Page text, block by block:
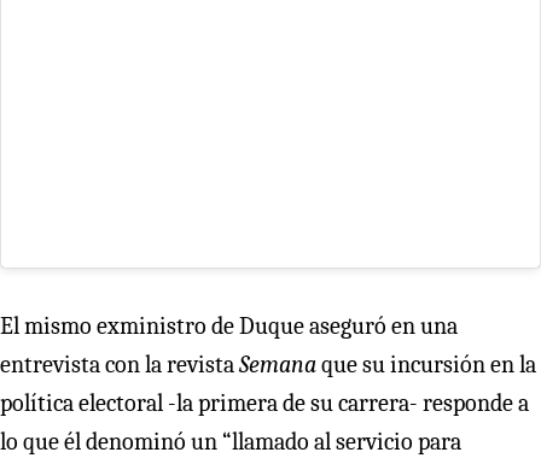
El mismo exministro de Duque aseguró en una
entrevista con la revistaSemanaque su incursión en la
política electoral -la primera de su carrera- responde a
lo que él denominó un “llamado al servicio para